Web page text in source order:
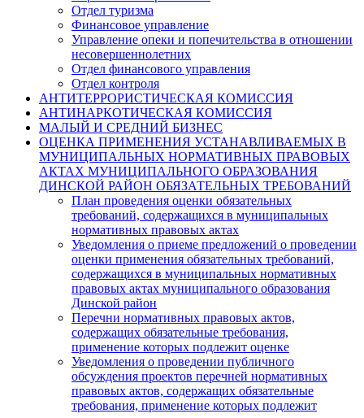
Отдел туризма
Финансовое управление
Управление опеки и попечительства в отношении
несовершеннолетних
Отдел финансового управления
Отдел контроля
АНТИТЕРРОРИСТИЧЕСКАЯ КОМИССИЯ
АНТИНАРКОТИЧЕСКАЯ КОМИССИЯ
МАЛЫЙ И СРЕДНИЙ БИЗНЕС
ОЦЕНКА ПРИМЕНЕНИЯ УСТАНАВЛИВАЕМЫХ В
МУНИЦИПАЛЬНЫХ НОРМАТИВНЫХ ПРАВОВЫХ
АКТАХ МУНИЦИПАЛЬНОГО ОБРАЗОВАНИЯ
ДИНСКОЙ РАЙОН ОБЯЗАТЕЛЬНЫХ ТРЕБОВАНИЙ
План проведения оценки обязательных
требований, содержащихся в муниципальных
нормативных правовых актах
Уведомления о приеме предложений о проведении
оценки применения обязательных требований,
содержащихся в муниципальных нормативных
правовых актах муниципального образования
Динской район
Перечни нормативных правовых актов,
содержащих обязательные требования,
применение которых подлежит оценке
Уведомления о проведении публичного
обсуждения проектов перечней нормативных
правовых актов, содержащих обязательные
требования, применение которых подлежит